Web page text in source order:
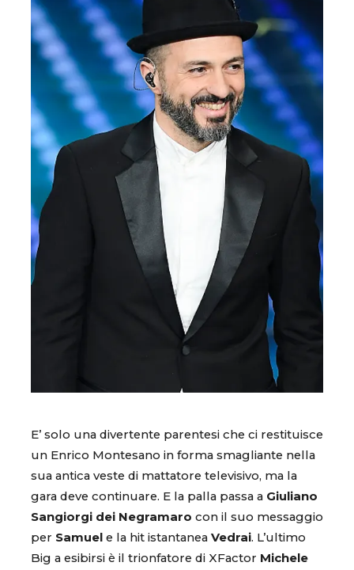
E’ solo una divertente parentesi che ci restituisce
un Enrico Montesano in forma smagliante nella
sua antica veste di mattatore televisivo, ma la
gara deve continuare. E la palla passa a Giuliano
Sangiorgi dei Negramaro con il suo messaggio
per Samuel e la hit istantanea Vedrai. L’ultimo
Big a esibirsi è il trionfatore di XFactor Michele